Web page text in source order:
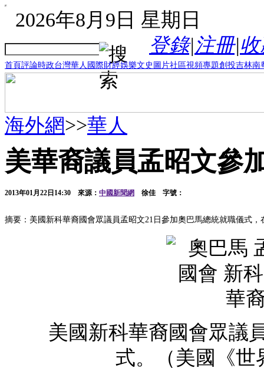
2026年8月9日 星期日
登錄|注冊|
首頁評論時政台灣華人 國際財經娛樂文史 圖片社區視頻專題創投吉林南
海外網>>華人
美華裔議員孟昭文參
2013年01月22日14:30 來源： 中國新聞網 徐佳 字號：
摘要：美國新科華裔國會眾議員孟昭文21日參加奧巴馬總統就職儀式
美國新科華裔國會眾議員
式。（美國《世